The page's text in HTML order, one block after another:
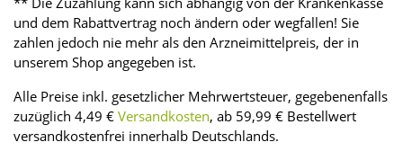
und dem Rabattvertrag noch ändern oder wegfallen! Sie
zahlen jedoch nie mehr als den Arzneimittelpreis, der in
unserem Shop angegeben ist.
Alle Preise inkl. gesetzlicher Mehrwertsteuer, gegebenenfalls
zuzüglich 4,49 € Versandkosten, ab 59,99 € Bestellwert
versandkostenfrei innerhalb Deutschlands.